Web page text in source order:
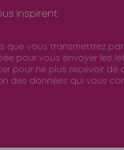
inspirent.
que vous transmettrez
pour vous envoyer les
pour ne plus recevoir de
des données qui vous